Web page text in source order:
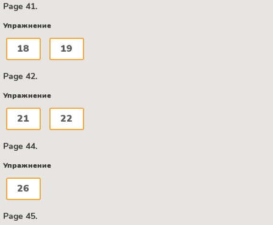
Page 41.
Упражнение
18 19
Page 42.
Упражнение
21 22
Page 44.
Упражнение
26
Page 45.